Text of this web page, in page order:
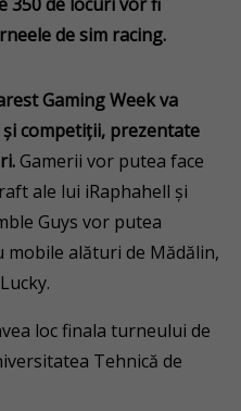
de sim racing.
Gaming Week va
competiții, prezentate
Gamerii vor putea face
ale lui iRaphahell și
Guys vor putea
alături de Mădălin,
loc finala turneului de
Tehnică de